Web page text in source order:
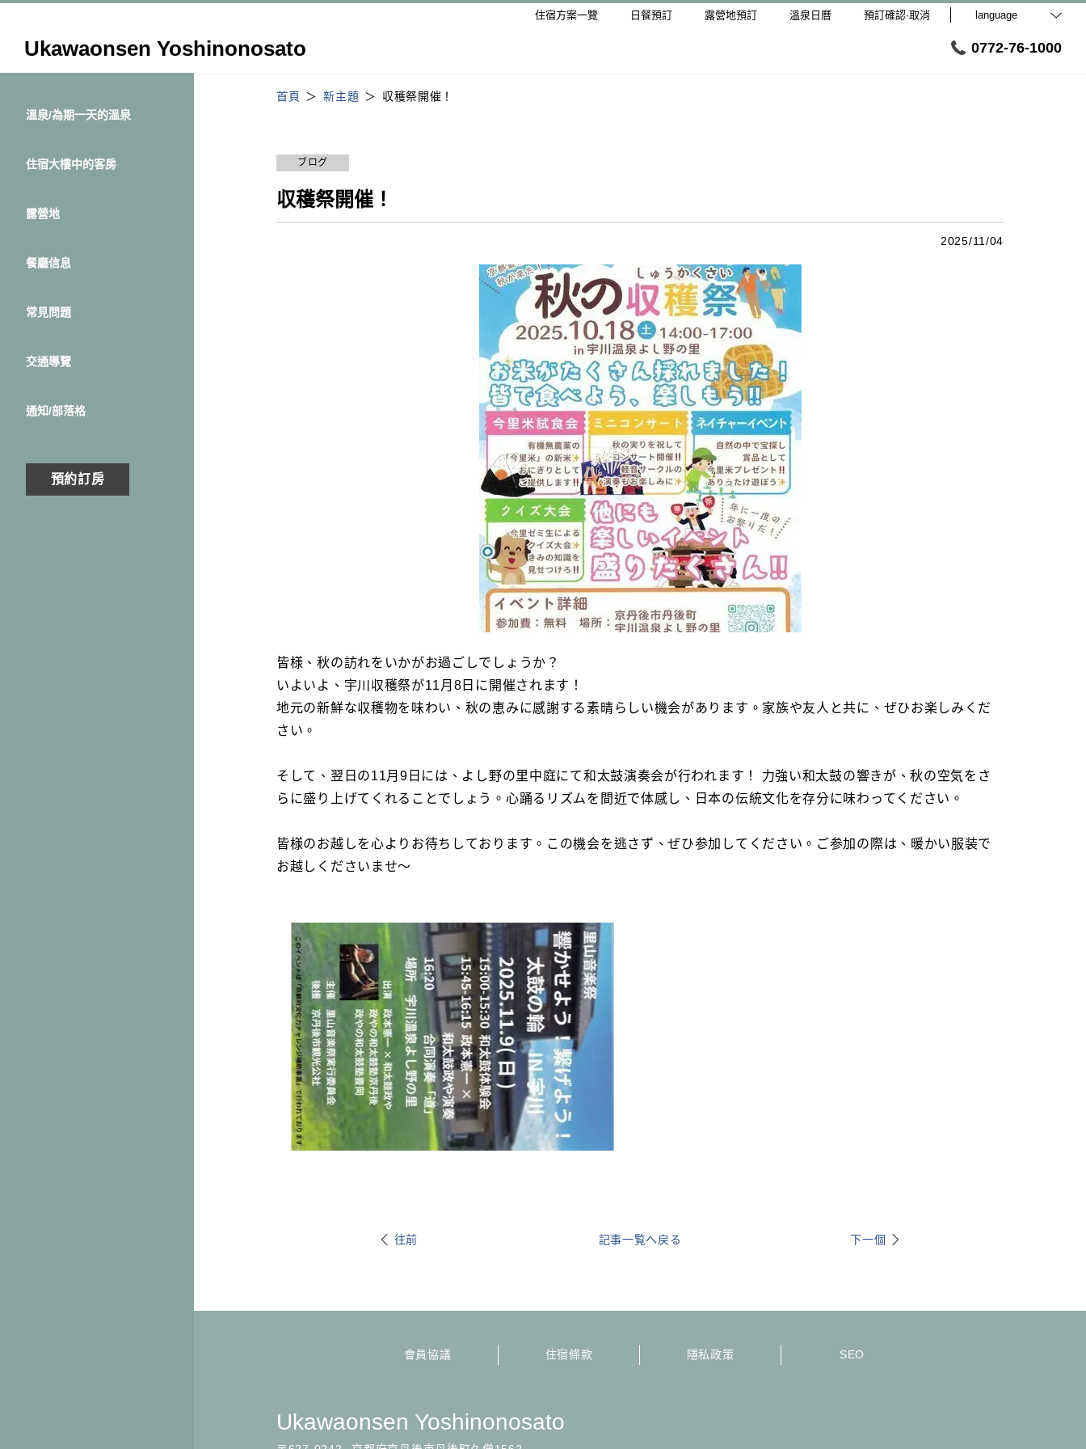
住宿方案一覽 日餐預訂 露營地預訂 溫泉日曆 預訂確認·取消 language
Ukawaonsen Yoshinonosato 0772-76-1000
溫泉/為期一天的溫泉
住宿大樓中的客房
露營地
餐廳信息
常見問題
交通導覽
通知/部落格
預約訂房
首頁 新主題 収穫祭開催！
ブログ
収穫祭開催！
2025/11/04
皆様、秋の訪れをいかがお過ごしでしょうか？
いよいよ、宇川収穫祭が11月8日に開催されます！
地元の新鮮な収穫物を味わい、秋の恵みに感謝する素晴らしい機会があります。家族や友人と共に、ぜひお楽しみくだ
さい。
そして、翌日の11月9日には、よし野の里中庭にて和太鼓演奏会が行われます！ 力強い和太鼓の響きが、秋の空気をさ
らに盛り上げてくれることでしょう。心踊るリズムを間近で体感し、日本の伝統文化を存分に味わってください。
皆様のお越しを心よりお待ちしております。この機会を逃さず、ぜひ参加してください。ご参加の際は、暖かい服装で
お越しくださいませ～
往前 記事一覧へ戻る 下一個
會員協議 住宿條款 隱私政策 SEO
Ukawaonsen Yoshinonosato